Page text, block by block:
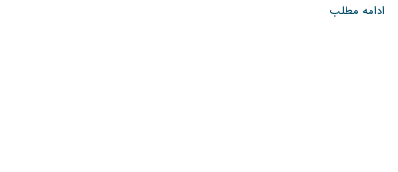
ادامه مطلب